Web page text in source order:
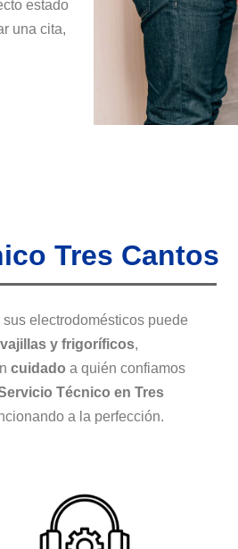
estado
una cita,
Tres Cantos
electrodomésticos puede
y frigoríficos,
cuidado a quién confiamos
Técnico en Tres
a la perfección.